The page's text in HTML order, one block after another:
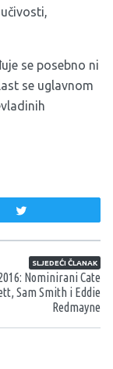
se posebno ni
se uglavnom
SLJEDEĆI ČLANAK
Nominirani Cate
Sam Smith i Eddie
Redmayne